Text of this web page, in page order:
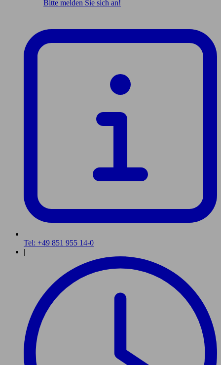
Bitte melden Sie sich an!
Tel: +49 851 955 14-0
|